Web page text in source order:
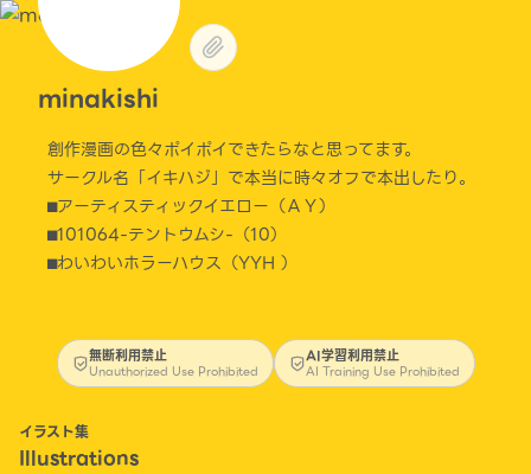
minakishi
創作漫画の色々ポイポイできたらなと思ってます。
サークル名「イキハジ」で本当に時々オフで本出したり。
⬛︎アーティスティックイエロー（ＡＹ）
⬛︎101064-テントウムシ-（10）
⬛︎わいわいホラーハウス（YYH ）
無断利用禁止
Unauthorized Use Prohibited
AI学習利用禁止
AI Training Use Prohibited
イラスト集
Illustrations